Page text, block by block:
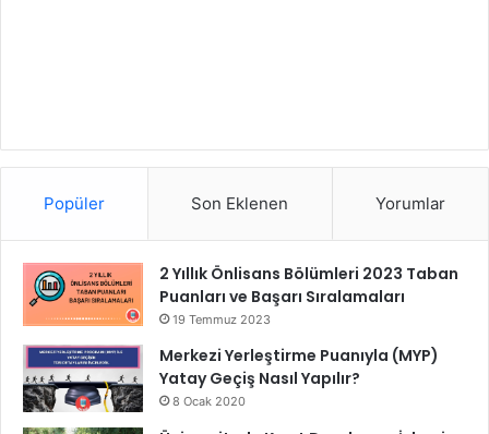
Popüler Son Eklenen Yorumlar
2 Yıllık Önlisans Bölümleri 2023 Taban
Puanları ve Başarı Sıralamaları
19 Temmuz 2023
Merkezi Yerleştirme Puanıyla (MYP)
Yatay Geçiş Nasıl Yapılır?
8 Ocak 2020